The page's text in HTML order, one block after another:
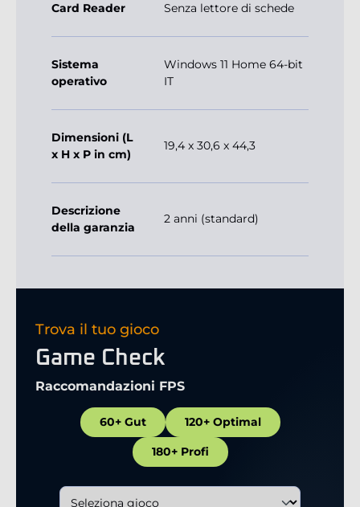
Card Reader Senza lettore di schede
Sistema
operativo
Windows 11 Home 64-bit
IT
Dimensioni (L
x H x P in cm)
19,4 x 30,6 x 44,3
Descrizione
della garanzia
2 anni (standard)
Trova il tuo gioco
Game Check
Raccomandazioni FPS
60+ Gut 120+ Optimal
180+ Profi